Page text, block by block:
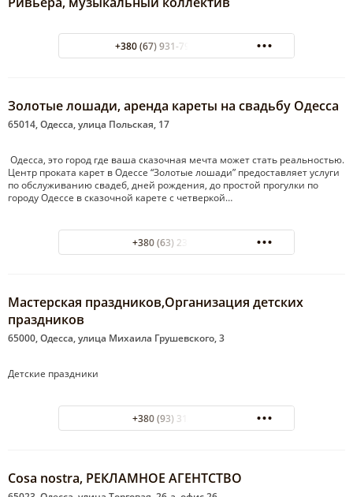
+380 (67) 931-79-01 сергей
Золотые лошади, аренда кареты на свадьбу Одесса
65014, Одесса, улица Польская, 17
Одесса, это город где ваша сказочная мечта может стать реальностью.
Центр проката карет в Одессе “Золотые лошади” предоставляет услуги
по обслуживанию свадеб, дней рождения, до простой прогулки по
городу Одессе в сказочной карете с четверкой…
+380 (63) 23-44-888
Мастерская праздников,Организация детских
праздников
65000, Одесса, улица Михаила Грушевского, 3
Детские праздники
+380 (93) 312-77-11
Cosa nostra, РЕКЛАМНОЕ АГЕНТСТВО